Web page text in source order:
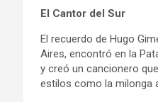
El Cantor del Sur
El recuerdo de Hugo
Aires, encontró en la
y creó un cancionero
estilos como la milonga